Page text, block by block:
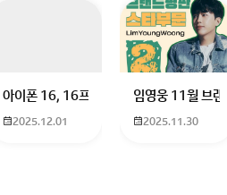
나라 먹힐까요?답변부탁드려요 지금
표로 하고 있는 09년생입니다 지금 제 내
아이폰 16, 16프로 케이스 호환 가능한가
2025.12.01
임영웅 11월 브랜
2025.11.30